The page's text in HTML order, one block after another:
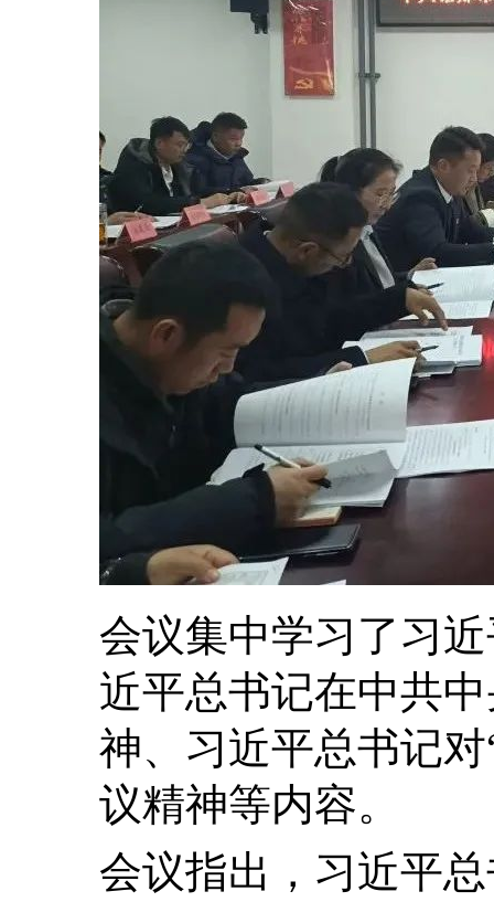
会议集中学习了习
近平总书记在中共
神、习近平总书记
议精神等内容。
会议指出，习近平